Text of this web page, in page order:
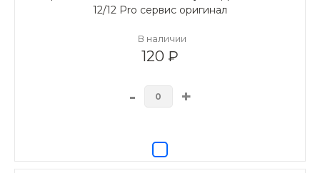
12/12 Pro сервис оригинал
В наличии
120 ₽
- +